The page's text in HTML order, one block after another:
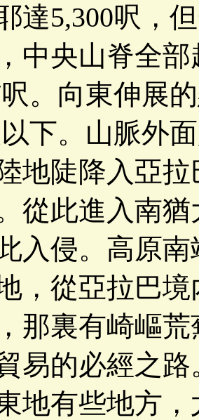
達5,300呎，
中央山脊全
。向東伸展
下。山脈外
地陡降入亞
從此進入南
入侵。高原
，從亞拉巴
那裏有崎嶇
易的必經之路
有些地方，